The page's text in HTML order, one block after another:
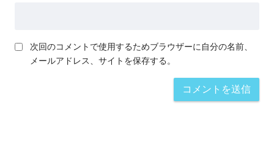
次回のコメントで使用するためブラウザーに自分の名前、
メールアドレス、サイトを保存する。